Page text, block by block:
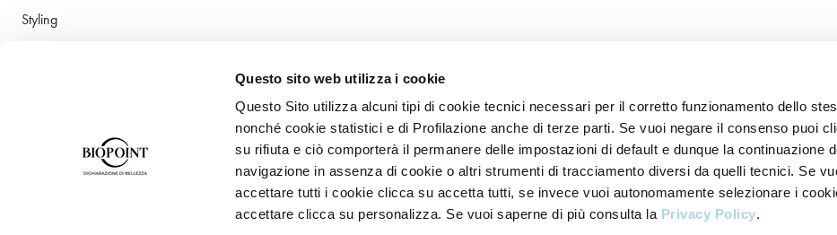
Questo sito web utilizza i cookie
Questo Sito utilizza alcuni tipi di cookie tecnici necessari per il corretto funzionamento dello
nonché cookie statistici e di Profilazione anche di terze parti. Se vuoi negare il consenso puoi
su rifiuta e ciò comporterà il permanere delle impostazioni di default e dunque la continuazione
navigazione in assenza di cookie o altri strumenti di tracciamento diversi da quelli tecnici. Se
accettare tutti i cookie clicca su accetta tutti, se invece vuoi autonomamente selezionare i
accettare clicca su personalizza. Se vuoi saperne di più consulta la Privacy Policy.
Styling